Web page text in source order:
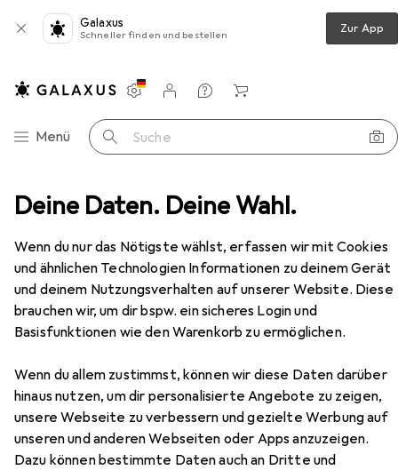
Deine Daten. Deine Wahl.
Wenn du nur das Nötigste wählst, erfassen wir mit Cookies
und ähnlichen Technologien Informationen zu deinem Gerät
und deinem Nutzungsverhalten auf unserer Website. Diese
brauchen wir, um dir bspw. ein sicheres Login und
Basisfunktionen wie den Warenkorb zu ermöglichen.
Wenn du allem zustimmst, können wir diese Daten darüber
hinaus nutzen, um dir personalisierte Angebote zu zeigen,
unsere Webseite zu verbessern und gezielte Werbung auf
unseren und anderen Webseiten oder Apps anzuzeigen.
Dazu können bestimmte Daten auch an Dritte und
Galaxus
Schneller finden und bestellen Zur App
Navigation nach Kategorien
Menü Suche
Einstellungen
Kundenkonto
Vergleichslisten
Merklisten
Warenkorb
Scanner Drucken Druckerpatrone HP 963XL
EUR
47,51
HP963XL
Normal XL
Zubehör für HP 963XL
Hier findest du passendes Zubehör zum Produkt HP
963XL aus der Kategorie Kopierpapier.